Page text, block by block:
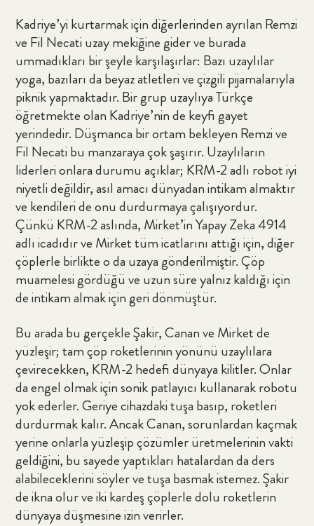
Kadriye’yi kurtarmak için diğerlerinden ayrılan Remzi
ve Fil Necati uzay mekiğine gider ve burada
ummadıkları bir şeyle karşılaşırlar: Bazı uzaylılar
yoga, bazıları da beyaz atletleri ve çizgili pijamalarıyla
piknik yapmaktadır. Bir grup uzaylıya Türkçe
öğretmekte olan Kadriye’nin de keyfi gayet
yerindedir. Düşmanca bir ortam bekleyen Remzi ve
Fil Necati bu manzaraya çok şaşırır. Uzaylıların
liderleri onlara durumu açıklar; KRM-2 adlı robot iyi
niyetli değildir, asıl amacı dünyadan intikam almaktır
ve kendileri de onu durdurmaya çalışıyordur.
Çünkü KRM-2 aslında, Mirket’in Yapay Zeka 4914
adlı icadıdır ve Mirket tüm icatlarını attığı için, diğer
çöplerle birlikte o da uzaya gönderilmiştir. Çöp
muamelesi gördüğü ve uzun süre yalnız kaldığı için
de intikam almak için geri dönmüştür.
Bu arada bu gerçekle Şakir, Canan ve Mirket de
yüzleşir; tam çöp roketlerinin yönünü uzaylılara
çevirecekken, KRM-2 hedefi dünyaya kilitler. Onlar
da engel olmak için sonik patlayıcı kullanarak robotu
yok ederler. Geriye cihazdaki tuşa basıp, roketleri
durdurmak kalır. Ancak Canan, sorunlardan kaçmak
yerine onlarla yüzleşip çözümler üretmelerinin vakti
geldiğini, bu sayede yaptıkları hatalardan da ders
alabileceklerini söyler ve tuşa basmak istemez. Şakir
de ikna olur ve iki kardeş çöplerle dolu roketlerin
dünyaya düşmesine izin verirler.